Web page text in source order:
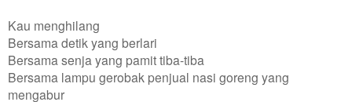
Kau menghilang
Bersama detik yang berlari
Bersama senja yang pamit tiba-tiba
Bersama lampu gerobak penjual nasi goreng yang
mengabur